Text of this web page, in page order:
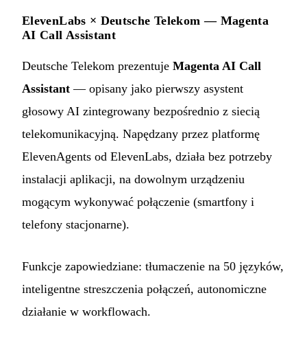
ElevenLabs × Deutsche Telekom — Magenta
AI Call Assistant
Deutsche Telekom prezentuje Magenta AI Call
Assistant — opisany jako pierwszy asystent
głosowy AI zintegrowany bezpośrednio z siecią
telekomunikacyjną. Napędzany przez platformę
ElevenAgents od ElevenLabs, działa bez potrzeby
instalacji aplikacji, na dowolnym urządzeniu
mogącym wykonywać połączenie (smartfony i
telefony stacjonarne).
Funkcje zapowiedziane: tłumaczenie na 50 języków,
inteligentne streszczenia połączeń, autonomiczne
działanie w workflowach.